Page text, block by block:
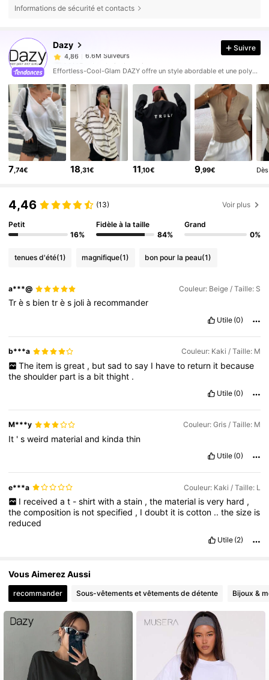
Informations de sécurité et contacts
Dazy
4,86
h***5
est en train de naviguer
4,86
6.6M Suiveurs
4,86 6.6M Suiveurs
4,86 6.6M Suiveurs
4,86 6.6M Suiveurs
4,86 6.6M Suiveurs
4,86 6.6M Suiveurs
4,86
Suivre
Effortless-Cool-Glam DAZY offre un style abordable et une polyvalence permettant de constituer la garde-robe ultime. Portez votre confiance exactement comme vous l'entendez.
7 ,74€ 18 ,31€ 11 ,10€ 9,99€ Dès
4,46 (13) Voir plus
Petit
16%
Fidèle à la taille
84%
Grand
0%
tenues d'été(1) magnifique(1) bon pour la peau(1)
a***@ Couleur: Beige / Taille: S
Très bientrès jolià recommander
Utile (0)
b***a Couleur: Kaki / Taille: M
The item is great , but sad to say I have to return it because
theshoulder part isa bitthight .
Utile (0)
M***y Couleur: Gris / Taille: M
It 'sweird materialand kindathin
Utile (0)
e***a Couleur: Kaki / Taille: L
I received a t - shirt with a stain , the material is very hard ,
thecomposition is notspecified , Idoubt it iscotton ..thesize is
reduced
Utile (2)
Vous Aimerez Aussi
recommander Sous-vêtements et vêtements de détente Bijoux &